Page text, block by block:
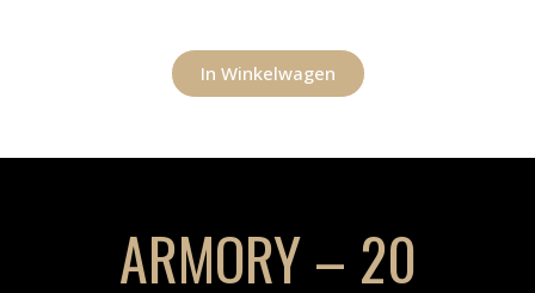
In Winkelwagen
ARMORY – 20